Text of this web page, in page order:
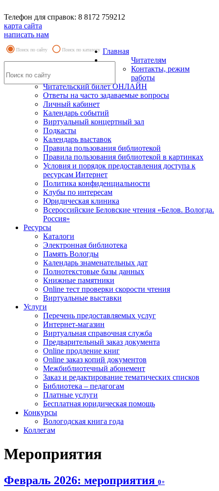
Телефон для справок: 8 8172 759212
карта сайта
написать нам
Поиск по сайту Поиск по каталогу Главная
Читателям
Контакты, режим
работы
Читательский билет ОНЛАЙН
Ответы на часто задаваемые вопросы
Личный кабинет
Календарь событий
Виртуальный концертный зал
Подкасты
Календарь выставок
Правила пользования библиотекой
Правила пользования библиотекой в картинках
Условия и порядок предоставления доступа к
ресурсам Интернет
Политика конфиденциальности
Клубы по интересам
Юридическая клиника
Всероссийские Беловские чтения «Белов. Вологда.
Россия»
Ресурсы
Каталоги
Электронная библиотека
Память Вологды
Календарь знаменательных дат
Полнотекстовые базы данных
Книжные памятники
Online тест проверки скорости чтения
Виртуальные выставки
Услуги
Перечень предоставляемых услуг
Интернет-магазин
Виртуальная справочная служба
Предварительный заказ документа
Online продление книг
Online заказ копий документов
Межбиблиотечный абонемент
Заказ и редактирование тематических списков
Библиотека – педагогам
Платные услуги
Бесплатная юридическая помощь
Конкурсы
Вологодская книга года
Коллегам
Мероприятия
Февраль 2026: мероприятия 0+